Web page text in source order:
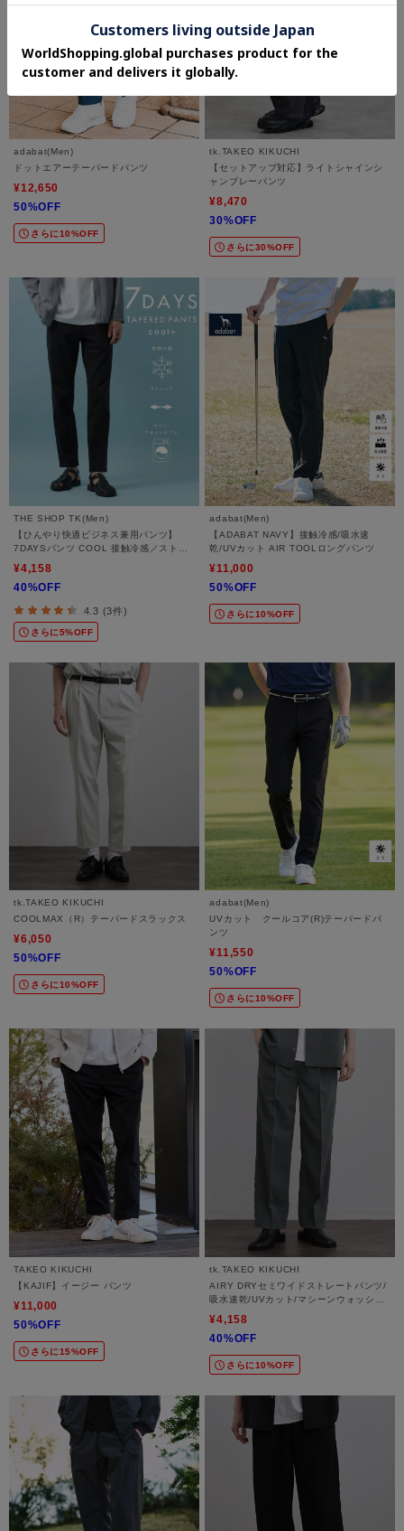
adabat(Men)
ドットエアーテーパードパンツ
¥12,650
50%OFF
さらに10%OFF
tk.TAKEO KIKUCHI
【セットアップ対応】ライトシャインシ
ャンブレーパンツ
¥8,470
30%OFF
さらに30%OFF
THE SHOP TK(Men)
【ひんやり快適ビジネス兼用パンツ】
7DAYSパンツ COOL 接触冷感／ストレ
¥4,158
40%OFF
4.3 (3件)
さらに5%OFF
adabat(Men)
【ADABAT NAVY】接触冷感/吸水速
乾/UVカット AIR TOOLロングパンツ
¥11,000
50%OFF
さらに10%OFF
tk.TAKEO KIKUCHI
COOLMAX（R）テーパードスラックス
¥6,050
50%OFF
さらに10%OFF
adabat(Men)
UVカット クールコア(R)テーパードパ
ンツ
¥11,550
50%OFF
さらに10%OFF
TAKEO KIKUCHI
【KAJIF】イージー パンツ
¥11,000
50%OFF
さらに15%OFF
tk.TAKEO KIKUCHI
AIRY DRYセミワイドストレートパンツ/
吸水速乾/UVカット/マシーンウォッシャ
ートパンツ
¥4,158
40%OFF
さらに10%OFF